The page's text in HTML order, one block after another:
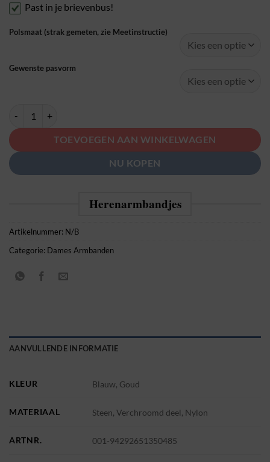
Past in je brievenbus!
Polsmaat (strak gemeten, zie Meetinstructie)
Gewenste pasvorm
TOEVOEGEN AAN WINKELWAGEN
NU KOPEN
Herenarmbandjes
Artikelnummer: N/B
Categorie: Dames Armbanden
AANVULLENDE INFORMATIE
KLEUR Blauw, Goud
MATERIAAL Steen, Verchroomd deel, Nylon
ARTNR. 001-94292651350485